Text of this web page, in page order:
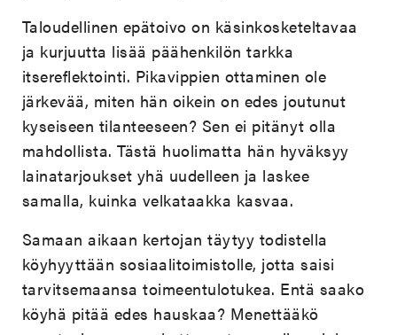
Taloudellinen epätoivo on käsinkosketeltavaa
ja kurjuutta lisää päähenkilön tarkka
itsereflektointi. Pikavippien ottaminen ole
järkevää, miten hän oikein on edes joutunut
kyseiseen tilanteeseen? Sen ei pitänyt olla
mahdollista. Tästä huolimatta hän hyväksyy
lainatarjoukset yhä uudelleen ja laskee
samalla, kuinka velkataakka kasvaa.
Samaan aikaan kertojan täytyy todistella
köyhyyttään sosiaalitoimistolle, jotta saisi
tarvitsemaansa toimeentulotukea. Entä saako
köyhä pitää edes hauskaa? Menettääkö